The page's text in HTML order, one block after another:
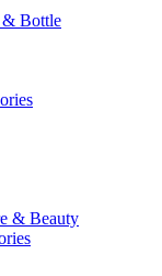
& Bottle
& Beauty